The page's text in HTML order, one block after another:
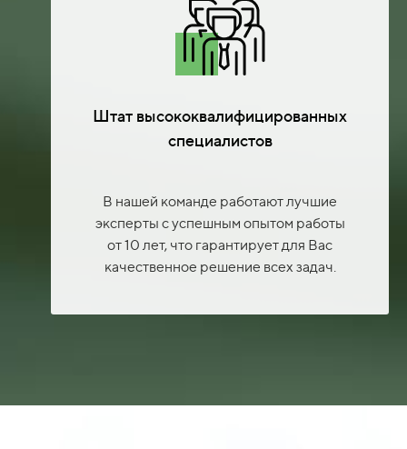
Штат высококвалифицированных
специалистов
В нашей команде работают лучшие
эксперты с успешным опытом работы
от 10 лет, что гарантирует для Вас
качественное решение всех задач.